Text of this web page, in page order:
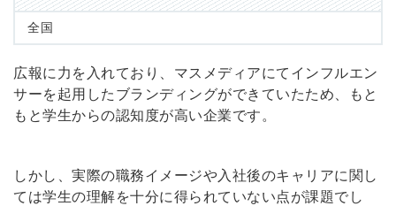
全国
広報に力を入れており、マスメディアにてインフルエン
サーを起用したブランディングができていたため、もと
もと学生からの認知度が高い企業です。
しかし、実際の職務イメージや入社後のキャリアに関し
ては学生の理解を十分に得られていない点が課題でし